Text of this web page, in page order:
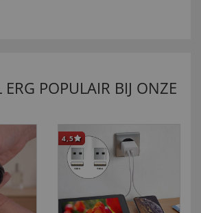
POPULAIR BIJ ONZE
4,5